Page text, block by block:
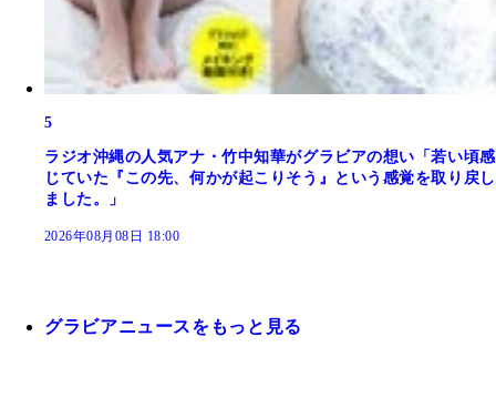
5
ラジオ沖縄の人気アナ・竹中知華がグラビアの想い「若い頃感
じていた『この先、何かが起こりそう』という感覚を取り戻し
ました。」
2026年08月08日 18:00
グラビアニュースをもっと見る